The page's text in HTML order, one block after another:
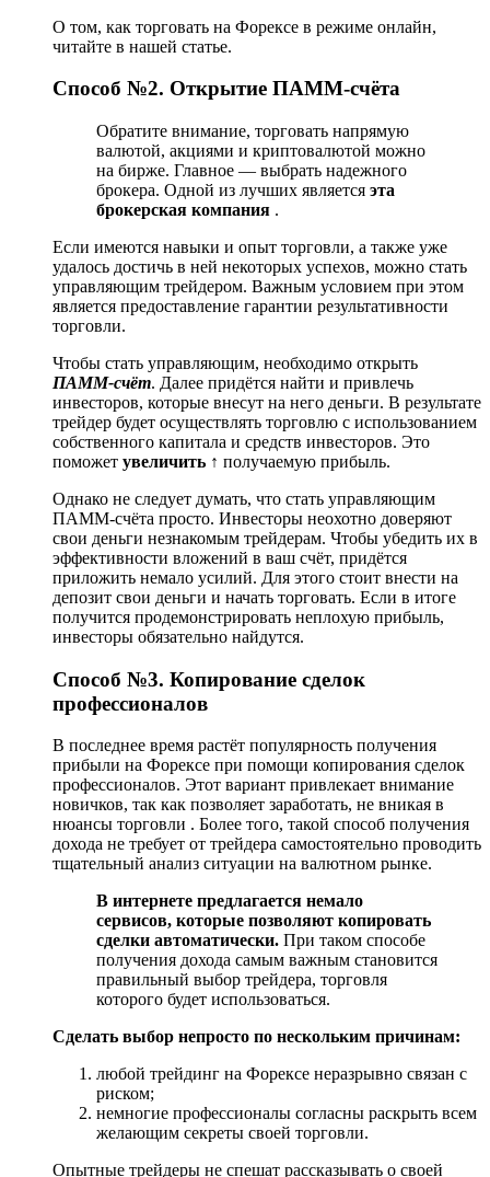
О том, как торговать на Форексе в режиме онлайн,
читайте в нашей статье.
Способ №2. Открытие ПАММ-счёта
Обратите внимание, торговать напрямую
валютой, акциями и криптовалютой можно
на бирже. Главное — выбрать надежного
брокера. Одной из лучших является эта
брокерская компания .
Если имеются навыки и опыт торговли, а также уже
удалось достичь в ней некоторых успехов, можно стать
управляющим трейдером. Важным условием при этом
является предоставление гарантии результативности
торговли.
Чтобы стать управляющим, необходимо открыть
ПАММ-счёт. Далее придётся найти и привлечь
инвесторов, которые внесут на него деньги. В результате
трейдер будет осуществлять торговлю с использованием
собственного капитала и средств инвесторов. Это
поможет увеличить ↑ получаемую прибыль.
Однако не следует думать, что стать управляющим
ПАММ-счёта просто. Инвесторы неохотно доверяют
свои деньги незнакомым трейдерам. Чтобы убедить их в
эффективности вложений в ваш счёт, придётся
приложить немало усилий. Для этого стоит внести на
депозит свои деньги и начать торговать. Если в итоге
получится продемонстрировать неплохую прибыль,
инвесторы обязательно найдутся.
Способ №3. Копирование сделок
профессионалов
В последнее время растёт популярность получения
прибыли на Форексе при помощи копирования сделок
профессионалов. Этот вариант привлекает внимание
новичков, так как позволяет заработать, не вникая в
нюансы торговли . Более того, такой способ получения
дохода не требует от трейдера самостоятельно проводить
тщательный анализ ситуации на валютном рынке.
В интернете предлагается немало
сервисов, которые позволяют копировать
сделки автоматически. При таком способе
получения дохода самым важным становится
правильный выбор трейдера, торговля
которого будет использоваться.
Сделать выбор непросто по нескольким причинам:
любой трейдинг на Форексе неразрывно связан с
риском;
немногие профессионалы согласны раскрыть всем
желающим секреты своей торговли.
Опытные трейдеры не спешат рассказывать о своей